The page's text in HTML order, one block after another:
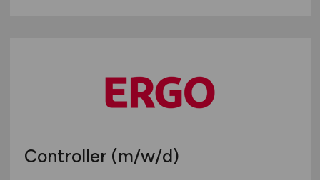
Controller (m/w/d)